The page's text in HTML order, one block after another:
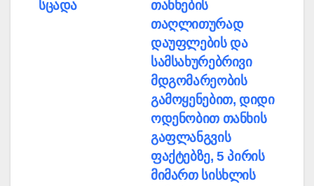
თანხების
თაღლითურად
დაუფლების და
სამსახურებრივი
მდგომარეობის
გამოყენებით, დიდი
ოდენობით თანხის
გაფლანგვის
ფაქტებზე, 5 პირის
მიმართ სისხლის
სცადა